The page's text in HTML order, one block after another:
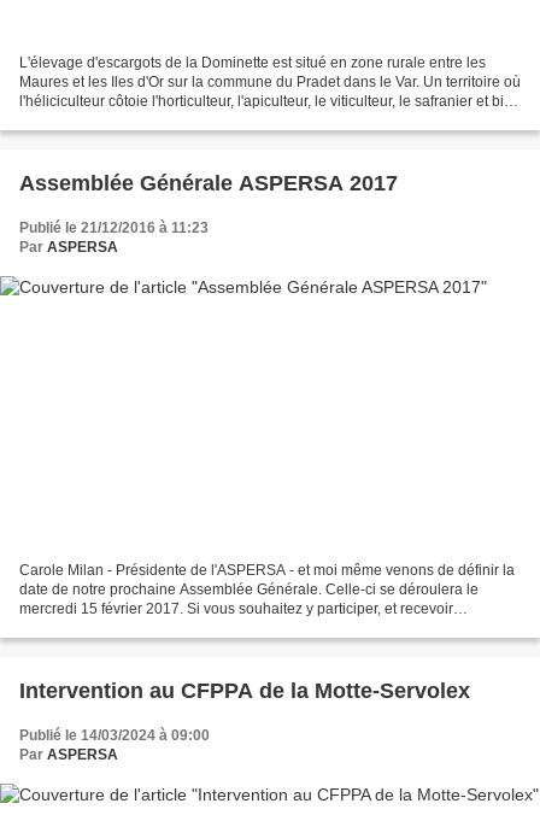
L'élevage d'escargots de la Dominette est situé en zone rurale entre les
Maures et les Iles d'Or sur la commune du Pradet dans le Var. Un territoire où
l'héliciculteur côtoie l'horticulteur, l'apiculteur, le viticulteur, le safranier et bien
Assemblée Générale ASPERSA 2017
Publié le 21/12/2016 à 11:23
Par ASPERSA
Carole Milan - Présidente de l'ASPERSA - et moi même venons de définir la
date de notre prochaine Assemblée Générale. Celle-ci se déroulera le
mercredi 15 février 2017. Si vous souhaitez y participer, et recevoir
Intervention au CFPPA de la Motte-Servolex
Publié le 14/03/2024 à 09:00
Par ASPERSA